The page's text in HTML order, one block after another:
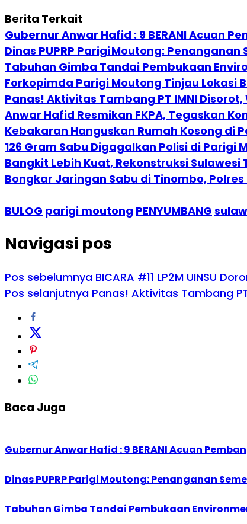
Berita Terkait
Gubernur Anwar Hafid : 9 BERANI Acuan
Dinas PUPRP Parigi Moutong:
Tabuhan Gimba Tandai Pembukaan
Forkopimda Parigi Moutong Tinjau Lokasi
Panas! Aktivitas Tambang PT IMNI
Anwar Hafid Resmikan FKPA, Tegaskan
Kebakaran Hanguskan Rumah Kosong di
126 Gram Sabu Digagalkan Polisi di Parigi
Bangkit Lebih Kuat, Rekonstruksi
Bongkar Jaringan Sabu di Tinombo,
BULOG parigi moutong PENYUMBANG
Navigasi pos
Pos sebelumnya BICARA #11 LP2M UINSU
Pos selanjutnya Panas! Aktivitas Tambang
Baca Juga
Gubernur Anwar Hafid : 9 BERANI Acuan
Dinas PUPRP Parigi Moutong: Penanganan
Tabuhan Gimba Tandai Pembukaan